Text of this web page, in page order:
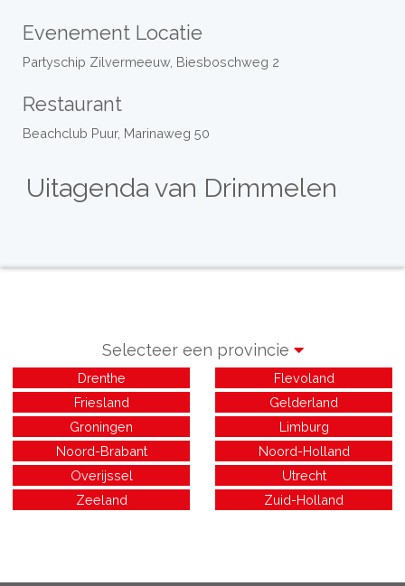
Evenement Locatie
Partyschip Zilvermeeuw, Biesboschweg 2
Restaurant
Beachclub Puur, Marinaweg 50
Uitagenda van Drimmelen
Selecteer een provincie
Drenthe
Flevoland
Friesland
Gelderland
Groningen
Limburg
Noord-Brabant
Noord-Holland
Overijssel
Utrecht
Zeeland
Zuid-Holland